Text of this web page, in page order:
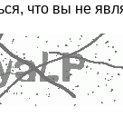
что вы не